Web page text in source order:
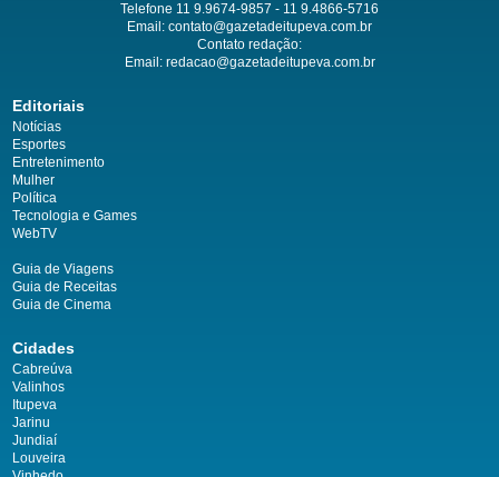
Telefone 11 9.9674-9857 - 11 9.4866-5716
Email: contato@gazetadeitupeva.com.br
Contato redação:
Email: redacao@gazetadeitupeva.com.br
Editoriais
Notícias
Esportes
Entretenimento
Mulher
Política
Tecnologia e Games
WebTV
Guia de Viagens
Guia de Receitas
Guia de Cinema
Cidades
Cabreúva
Valinhos
Itupeva
Jarinu
Jundiaí
Louveira